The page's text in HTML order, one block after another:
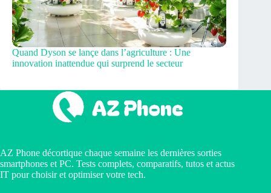
Quand Dyson se lançe dans l’agriculture : Une
innovation inattendue qui surprend le secteur
AZ Phone décortique chaque semaine les dernières sorties
smartphones et PC. Tests complets, comparatifs, tutos et actus
IT pour choisir et optimiser votre tech.